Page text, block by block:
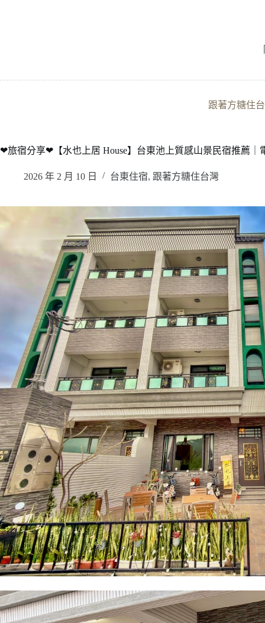
容
跟著方糖住
❤旅宿分享❤【水也上居 House】台東池上質感山景民宿推薦｜
2026 年 2 月 10 日 台東住宿, 跟著方糖住台灣